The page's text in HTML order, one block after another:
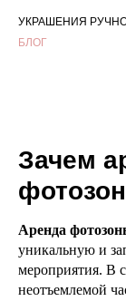
УКРАШЕНИЯ
БЛОГ
декоре
посёлок
Горки-
Лэнд-2,
дер.
Веревское
сельское
поселение,
Гатчинский
Зачем
Аренда
уникальную и
мероприятия. В
неотъемлемой